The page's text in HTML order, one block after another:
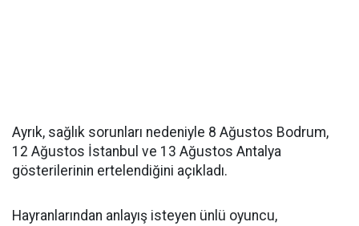
Ayrık, sağlık sorunları nedeniyle 8 Ağustos Bodrum,
12 Ağustos İstanbul ve 13 Ağustos Antalya
gösterilerinin ertelendiğini açıkladı.
Hayranlarından anlayış isteyen ünlü oyuncu,